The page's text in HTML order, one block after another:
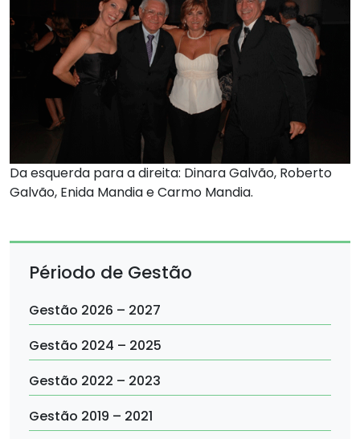
Da esquerda para a direita: Dinara Galvão, Roberto
Galvão, Enida Mandia e Carmo Mandia.
Périodo de Gestão
Gestão 2026 – 2027
Gestão 2024 – 2025
Gestão 2022 – 2023
Gestão 2019 – 2021